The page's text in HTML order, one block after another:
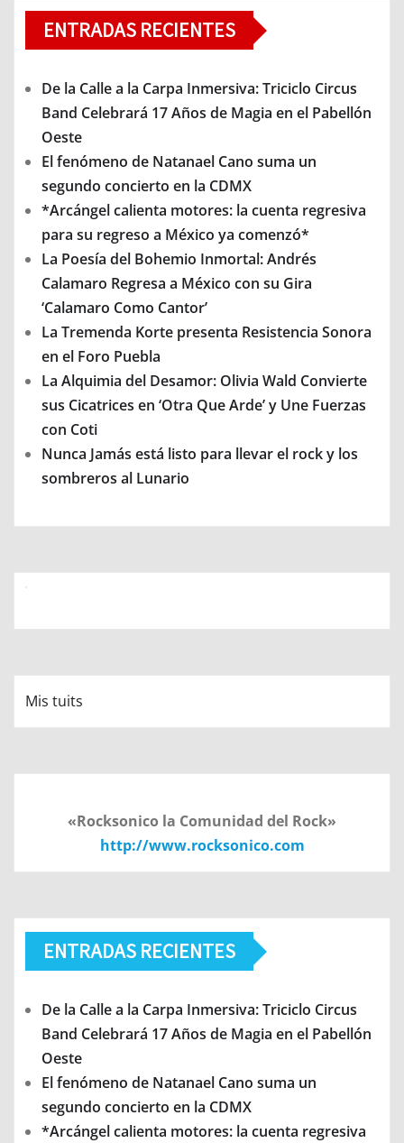
ENTRADAS RECIENTES
De la Calle a la Carpa Inmersiva: Triciclo Circus
Band Celebrará 17 Años de Magia en el Pabellón
Oeste
El fenómeno de Natanael Cano suma un
segundo concierto en la CDMX
*Arcángel calienta motores: la cuenta regresiva
para su regreso a México ya comenzó*
La Poesía del Bohemio Inmortal: Andrés
Calamaro Regresa a México con su Gira
‘Calamaro Como Cantor’
La Tremenda Korte presenta Resistencia Sonora
en el Foro Puebla
La Alquimia del Desamor: Olivia Wald Convierte
sus Cicatrices en ‘Otra Que Arde’ y Une Fuerzas
con Coti
Nunca Jamás está listo para llevar el rock y los
sombreros al Lunario
Mis tuits
«Rocksonico la Comunidad del Rock»
http://www.rocksonico.com
ENTRADAS RECIENTES
De la Calle a la Carpa Inmersiva: Triciclo Circus
Band Celebrará 17 Años de Magia en el Pabellón
Oeste
El fenómeno de Natanael Cano suma un
segundo concierto en la CDMX
*Arcángel calienta motores: la cuenta regresiva